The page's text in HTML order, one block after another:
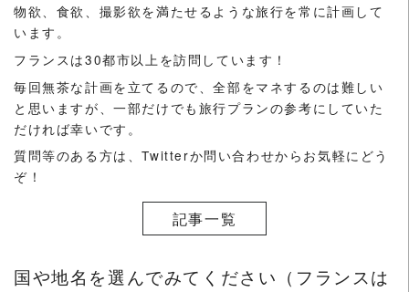
物欲、食欲、撮影欲を満たせるような旅行を常に計画して
います。
フランスは30都市以上を訪問しています！
毎回無茶な計画を立てるので、全部をマネするのは難しい
と思いますが、一部だけでも旅行プランの参考にしていた
だければ幸いです。
質問等のある方は、Twitterか問い合わせからお気軽にどう
ぞ！
記事一覧
国や地名を選んでみてください（フランスは